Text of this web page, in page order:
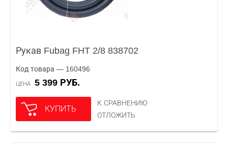
Рукав Fubag FHT 2/8 838702
Код товара — 160496
ЦЕНА 5 399 РУБ.
КУПИТЬ
К СРАВНЕНИЮ
ОТЛОЖИТЬ